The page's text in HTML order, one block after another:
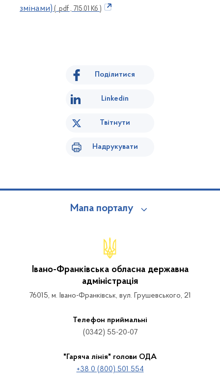
змінами) ( .pdf , 715.01 Кб )
Поділитися
Linkedin
Твітнути
Надрукувати
Мапа порталу
Івано-Франківська обласна державна
адміністрація
76015, м. Івано-Франківськ, вул. Грушевського, 21
Телефон приймальні
(0342) 55-20-07
"Гаряча лінія" голови ОДА
+38 0 (800) 501 554